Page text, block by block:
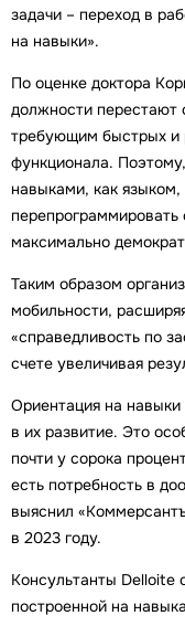
задачи – переход в
на навыки».
По оценке доктора
должности перестают
требующим быстрых и
функционала.
навыками, как
максимально
Таким образом
мобильности,
«справедливость по
счете увеличивая
Ориентация на навыки
в их развитие. Это
почти у сорока
есть потребность в
выяснил
в 2023 году.
Консультанты Delloite
построенной на